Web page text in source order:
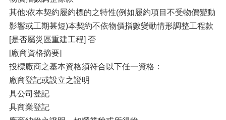
其他:依本契約履約標的之特性(例如履約項目不受物價變動
影響或工期甚短)本契約不依物價指數變動情形調整工程款
[是否屬災區重建工程] 否
[廠商資格摘要]
投標廠商之基本資格須符合以下任一資格：
廠商登記或設立之證明
具公司登記
具商業登記